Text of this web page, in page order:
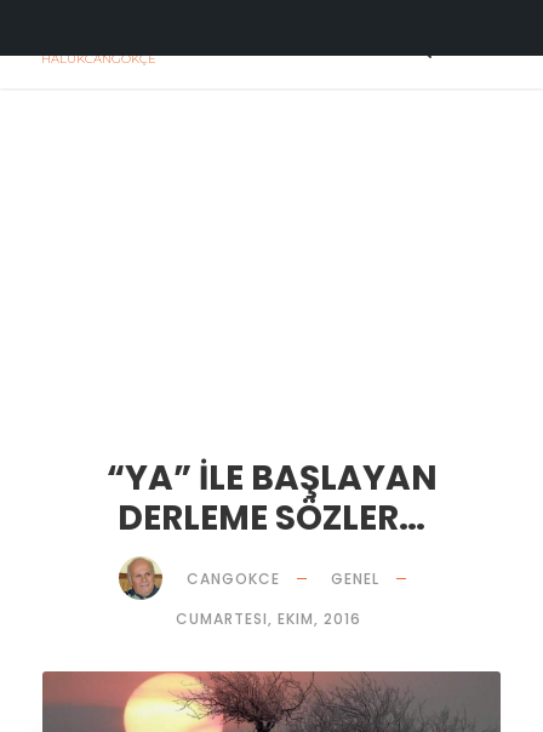
HALUKCANGOKÇE
“YA” İLE BAŞLAYAN
DERLEME SÖZLER…
CANGOKCE
GENEL
CUMARTESI, EKIM, 2016